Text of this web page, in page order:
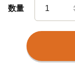
数量